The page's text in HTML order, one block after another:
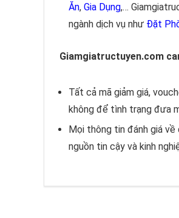
Ăn, Gia Dụng,…
ngành dịch vụ như Đặt
Giamgiatructuyen.com
Tất cả mã giảm giá,
không để tình trạng đưa
Mọi thông tin đánh giá
nguồn tin cậy và kinh